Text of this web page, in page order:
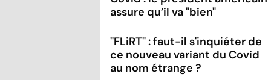
assure qu’il va "bien"
"FLiRT" : faut-il s'inquiéter de
ce nouveau variant du Covid
au nom étrange ?